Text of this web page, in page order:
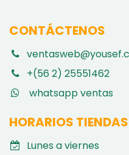
CONTÁCTENOS
+(56 2) 25551462
whatsapp ventas
HORARIOS TIENDAS
Lunes a viernes